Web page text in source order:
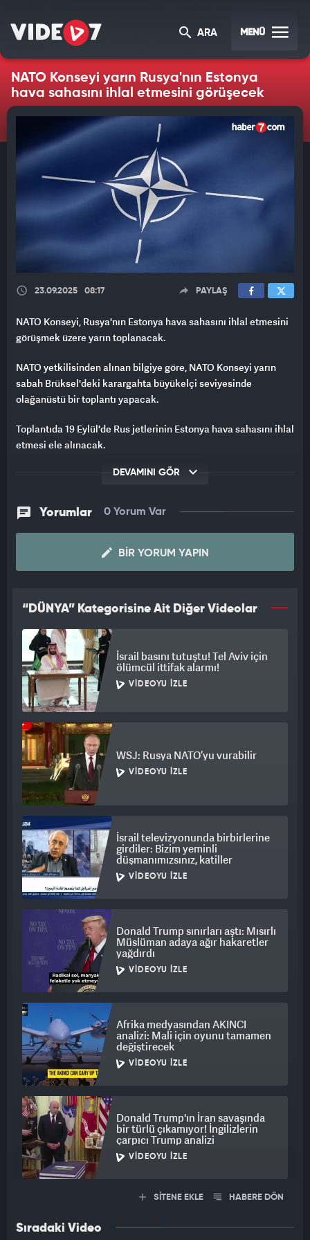
ARA MENÜ
NATO Konseyi yarın Rusya'nın Estonya
hava sahasını ihlal etmesini görüşecek
23.09.2025 08:17 PAYLAŞ
NATO Konseyi, Rusya'nın Estonya hava sahasını ihlal etmesini
görüşmek üzere yarın toplanacak.
NATO yetkilisinden alınan bilgiye göre, NATO Konseyi yarın
sabah Brüksel'deki karargahta büyükelçi seviyesinde
olağanüstü bir toplantı yapacak.
Toplantıda 19 Eylül'de Rus jetlerinin Estonya hava sahasını ihlal
etmesi ele alınacak.
DEVAMINI GÖR
Yorumlar 0 Yorum Var
BIR YORUM YAPIN
“DÜNYA” Kategorisine Ait Diğer Videolar
İsrail basını tutuştu! Tel Aviv için
ölümcül ittifak alarmı!
VIDEOYU İZLE
WSJ: Rusya NATO’yu vurabilir
VIDEOYU İZLE
İsrail televizyonunda birbirlerine
girdiler: Bizim yeminli
düşmanımızsınız, katiller
VIDEOYU İZLE
Donald Trump sınırları aştı: Mısırlı
Müslüman adaya ağır hakaretler
yağdırdı
VIDEOYU İZLE
Afrika medyasından AKINCI
analizi: Mali için oyunu tamamen
değiştirecek
VIDEOYU İZLE
Donald Trump'ın İran savaşında
bir türlü çıkamıyor! İngilizlerin
çarpıcı Trump analizi
VIDEOYU İZLE
SİTENE EKLE HABERE DÖN
Sıradaki Video